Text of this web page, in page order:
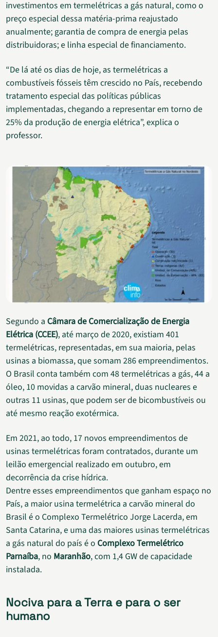
investimentos em termelétricas a gás natural, como o
preço especial dessa matéria-prima reajustado
anualmente; garantia de compra de energia pelas
distribuidoras; e linha especial de financiamento.
“De lá até os dias de hoje, as termelétricas a
combustíveis fósseis têm crescido no País, recebendo
tratamento especial das políticas públicas
implementadas, chegando a representar em torno de
25% da produção de energia elétrica”, explica o
professor.
Segundo a Câmara de Comercialização de Energia
Elétrica (CCEE), até março de 2020, existiam 401
termelétricas, representadas, em sua maioria, pelas
usinas a biomassa, que somam 286 empreendimentos.
O Brasil conta também com 48 termelétricas a gás, 44 a
óleo, 10 movidas a carvão mineral, duas nucleares e
outras 11 usinas, que podem ser de bicombustíveis ou
até mesmo reação exotérmica.
Em 2021, ao todo, 17 novos empreendimentos de
usinas termelétricas foram contratados, durante um
leilão emergencial realizado em outubro, em
decorrência da crise hídrica.
Dentre esses empreendimentos que ganham espaço no
País, a maior usina termelétrica a carvão mineral do
Brasil é o Complexo Termelétrico Jorge Lacerda, em
Santa Catarina, e uma das maiores usinas termelétricas
a gás natural do país é o Complexo Termelétrico
Parnaíba, no Maranhão, com 1,4 GW de capacidade
instalada.
Nociva para a Terra e para o ser
humano